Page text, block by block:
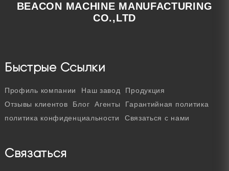
BEACON MACHINE MANUFACTURING
CO.,LTD
Быстрые Ссылки
Профиль компании Наш завод
Продукция
Отзывы клиентов
Блог Агенты
Гарантийная политика
политика конфиденциальности
Связаться с нами
Связаться